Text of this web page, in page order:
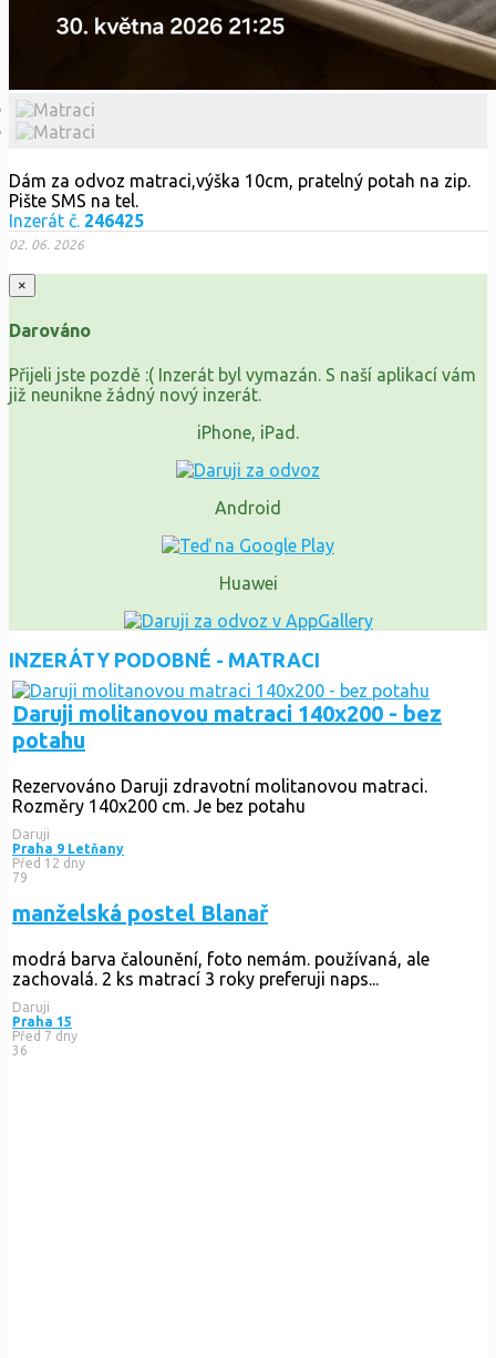
Dám za odvoz matraci,výška 10cm, pratelný potah na zip.
Pište SMS na tel.
Inzerát č. 246425
02. 06. 2026
×
Darováno
Přijeli jste pozdě :( Inzerát byl vymazán. S naší aplikací vám
již neunikne žádný nový inzerát.
iPhone, iPad.
Android
Huawei
INZERÁTY PODOBNÉ - MATRACI
Daruji molitanovou matraci 140x200 - bez
potahu
Rezervováno Daruji zdravotní molitanovou matraci.
Rozměry 140x200 cm. Je bez potahu
Daruji
Praha 9 Letňany
Před 12 dny
79
manželská postel Blanař
modrá barva čalounění, foto nemám. používaná, ale
zachovalá. 2 ks matrací 3 roky preferuji naps...
Daruji
Praha 15
Před 7 dny
36